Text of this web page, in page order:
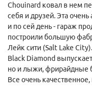
Chouinard ковал в нем
себя и друзей. Эта
и по сей день - гараж
построили большую
Лейк сити (Salt Lake City).
Black Diamond
но и лыжи, фрирайдные
Все очень